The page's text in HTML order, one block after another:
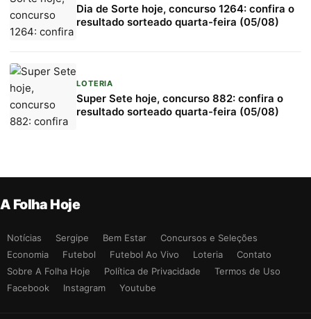
Dia de Sorte hoje, concurso 1264: confira o
resultado sorteado quarta-feira (05/08)
LOTERIA
Super Sete hoje, concurso 882: confira o
resultado sorteado quarta-feira (05/08)
A Folha Hoje
Notícias Sergipe Bem Estar
Concursos e Seleções
Economia
Futebol Futebol Ao Vivo Loteria
Contato
Sobre A Folha Hoje
Política de Privacidade
Termos de Uso
Facebook
Instagram Youtube